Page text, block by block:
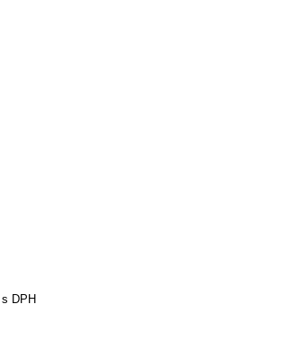
s DPH